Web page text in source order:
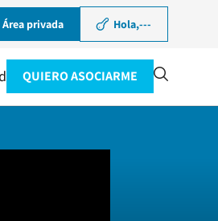
Área privada Hola,---
QUIERO ASOCIARME